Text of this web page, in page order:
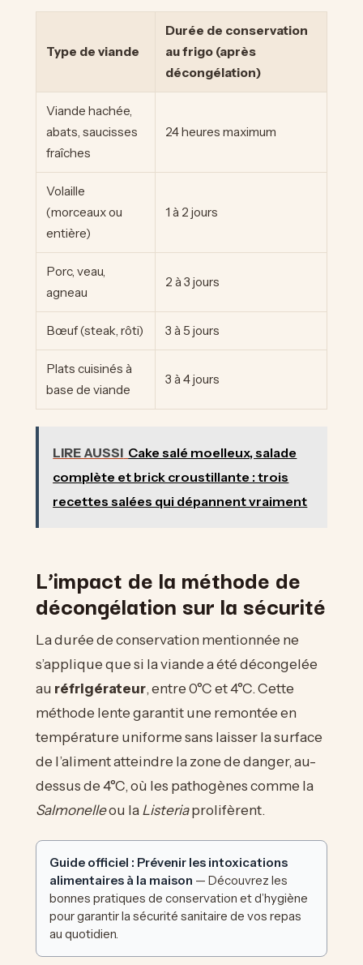
Type de viande
Durée de conservation
au frigo (après
décongélation)
Viande hachée,
abats, saucisses
fraîches
24 heures maximum
Volaille
(morceaux ou
entière)
1 à 2 jours
Porc, veau,
agneau
2 à 3 jours
Bœuf (steak, rôti) 3 à 5 jours
Plats cuisinés à
base de viande
3 à 4 jours
LIRE AUSSI Cake salé moelleux, salade
complète et brick croustillante : trois
recettes salées qui dépannent vraiment
L’impact de la méthode de
décongélation sur la sécurité
La durée de conservation mentionnée ne
s’applique que si la viande a été décongelée
au réfrigérateur, entre 0°C et 4°C. Cette
méthode lente garantit une remontée en
température uniforme sans laisser la surface
de l’aliment atteindre la zone de danger, au-
dessus de 4°C, où les pathogènes comme la
Salmonelleou la Listeriaprolifèrent.
Guide officiel : Prévenir les intoxications
alimentaires à la maison — Découvrez les
bonnes pratiques de conservation et d’hygiène
pour garantir la sécurité sanitaire de vos repas
au quotidien.